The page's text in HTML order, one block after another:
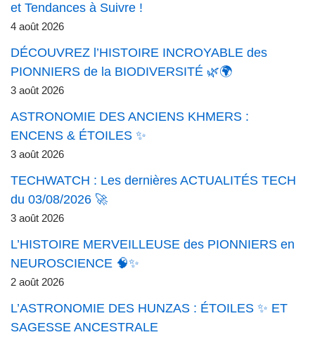
et Tendances à Suivre !
4 août 2026
DÉCOUVREZ l’HISTOIRE INCROYABLE des
PIONNIERS de la BIODIVERSITÉ 🌿🌍
3 août 2026
ASTRONOMIE DES ANCIENS KHMERS :
ENCENS & ÉTOILES ✨
3 août 2026
TECHWATCH : Les dernières ACTUALITÉS TECH
du 03/08/2026 🚀
3 août 2026
L’HISTOIRE MERVEILLEUSE des PIONNIERS en
NEUROSCIENCE 🧠✨
2 août 2026
L’ASTRONOMIE DES HUNZAS : ÉTOILES ✨ ET
SAGESSE ANCESTRALE